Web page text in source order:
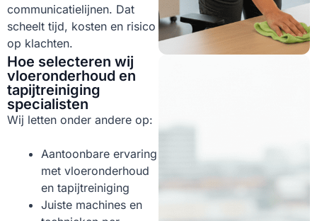
communicatielijnen. Dat
scheelt tijd, kosten en risico
op klachten.
Hoe selecteren wij
vloeronderhoud en
tapijtreiniging
specialisten
Wij letten onder andere op:
Aantoonbare ervaring
met vloeronderhoud
en tapijtreiniging
Juiste machines en